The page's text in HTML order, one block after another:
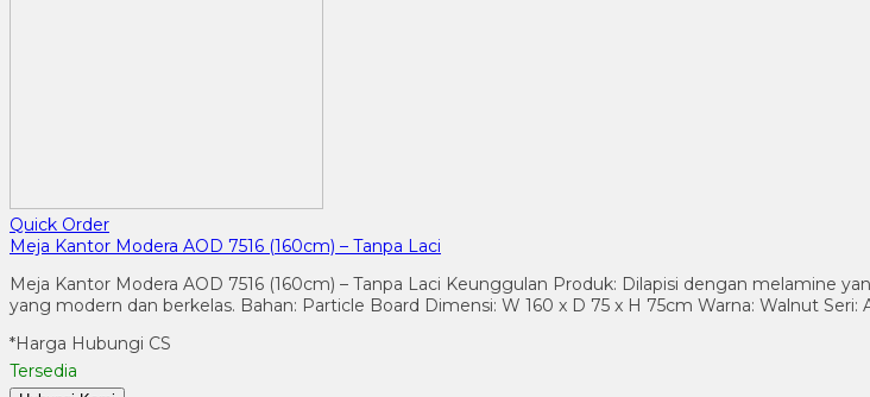
Quick Order
Meja Kantor Modera AOD 7516 (160cm) – Tanpa Laci
Meja Kantor Modera AOD 7516 (160cm) – Tanpa Laci Keunggulan Produk: Dilapisi dengan melamine
yang modern dan berkelas. Bahan: Particle Board Dimensi: W 160 x D 75 x H 75cm Warna: Walnut Seri:
*Harga Hubungi CS
Tersedia